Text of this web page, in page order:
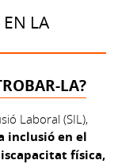
LA
LA?
Laboral (SIL),
inclusió en el
física,